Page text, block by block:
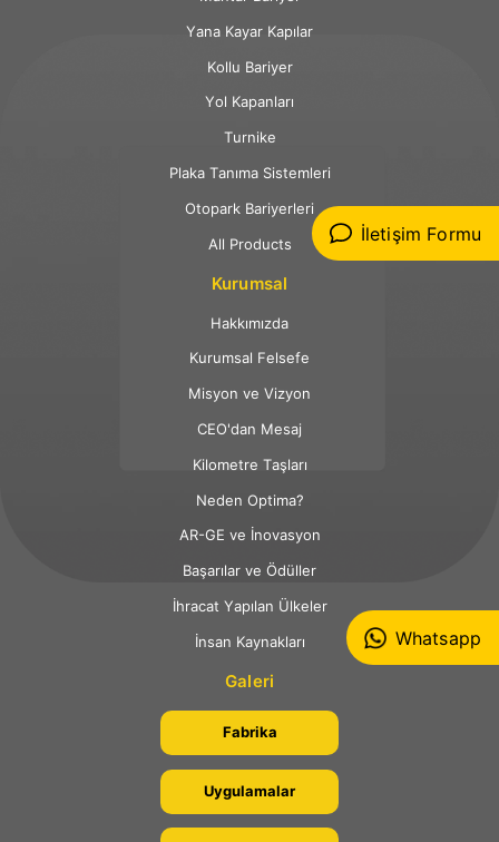
Whatsapp
İletişim Formu
Yana Kayar Kapılar
Kollu Bariyer
Yol Kapanları
Turnike
Plaka Tanıma Sistemleri
Otopark Bariyerleri
All Products
Kurumsal
Hakkımızda
Kurumsal Felsefe
Misyon ve Vizyon
CEO'dan Mesaj
Kilometre Taşları
Neden Optima?
AR-GE ve İnovasyon
Başarılar ve Ödüller
İhracat Yapılan Ülkeler
İnsan Kaynakları
Galeri
Fabrika
Uygulamalar